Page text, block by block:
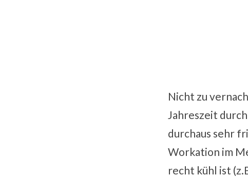
Nicht zu
Jahreszeit
durchaus sehr
Workation im
recht kühl ist